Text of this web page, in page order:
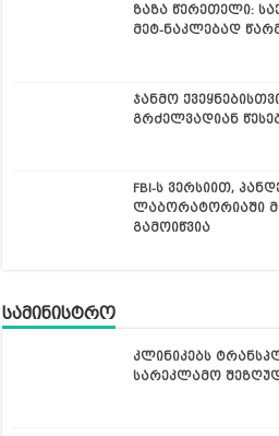
ზაზა წერეთელი:
მეტ-ნაკლებად
ჯანმო
გრძელვადიან
FBI-ს ვერსიით,
ლაბორატორიაში
გამოიწვია
სამინისტრო
კლინიკებს
სარეკლამო